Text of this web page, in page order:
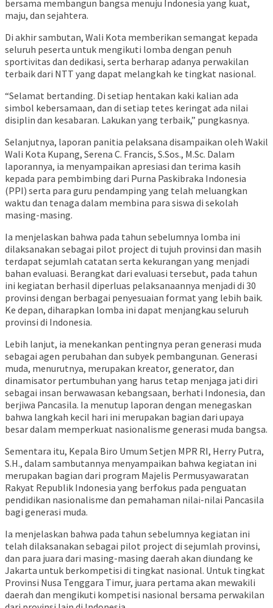
bersama membangun bangsa menuju Indonesia yang kuat,
maju, dan sejahtera.
Di akhir sambutan, Wali Kota memberikan semangat kepada
seluruh peserta untuk mengikuti lomba dengan penuh
sportivitas dan dedikasi, serta berharap adanya perwakilan
terbaik dari NTT yang dapat melangkah ke tingkat nasional.
“Selamat bertanding. Di setiap hentakan kaki kalian ada
simbol kebersamaan, dan di setiap tetes keringat ada nilai
disiplin dan kesabaran. Lakukan yang terbaik,” pungkasnya.
Selanjutnya, laporan panitia pelaksana disampaikan oleh Wakil
Wali Kota Kupang, Serena C. Francis, S.Sos., M.Sc. Dalam
laporannya, ia menyampaikan apresiasi dan terima kasih
kepada para pembimbing dari Purna Paskibraka Indonesia
(PPI) serta para guru pendamping yang telah meluangkan
waktu dan tenaga dalam membina para siswa di sekolah
masing-masing.
Ia menjelaskan bahwa pada tahun sebelumnya lomba ini
dilaksanakan sebagai pilot project di tujuh provinsi dan masih
terdapat sejumlah catatan serta kekurangan yang menjadi
bahan evaluasi. Berangkat dari evaluasi tersebut, pada tahun
ini kegiatan berhasil diperluas pelaksanaannya menjadi di 30
provinsi dengan berbagai penyesuaian format yang lebih baik.
Ke depan, diharapkan lomba ini dapat menjangkau seluruh
provinsi di Indonesia.
Lebih lanjut, ia menekankan pentingnya peran generasi muda
sebagai agen perubahan dan subyek pembangunan. Generasi
muda, menurutnya, merupakan kreator, generator, dan
dinamisator pertumbuhan yang harus tetap menjaga jati diri
sebagai insan berwawasan kebangsaan, berhati Indonesia, dan
berjiwa Pancasila. Ia menutup laporan dengan menegaskan
bahwa langkah kecil hari ini merupakan bagian dari upaya
besar dalam memperkuat nasionalisme generasi muda bangsa.
Sementara itu, Kepala Biro Umum Setjen MPR RI, Herry Putra,
S.H., dalam sambutannya menyampaikan bahwa kegiatan ini
merupakan bagian dari program Majelis Permusyawaratan
Rakyat Republik Indonesia yang berfokus pada penguatan
pendidikan nasionalisme dan pemahaman nilai-nilai Pancasila
bagi generasi muda.
Ia menjelaskan bahwa pada tahun sebelumnya kegiatan ini
telah dilaksanakan sebagai pilot project di sejumlah provinsi,
dan para juara dari masing-masing daerah akan diundang ke
Jakarta untuk berkompetisi di tingkat nasional. Untuk tingkat
Provinsi Nusa Tenggara Timur, juara pertama akan mewakili
daerah dan mengikuti kompetisi nasional bersama perwakilan